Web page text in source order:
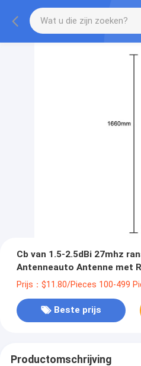
Cb van 1.5-2.5dBi 27mhz
Antenneauto Antenne met
Prijs：$11.80/Pieces 100-499
Beste prijs
Productomschrijving